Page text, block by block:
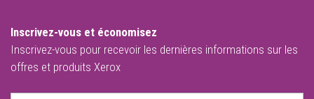
Inscrivez-vous et économisez
Inscrivez-vous pour recevoir les dernières informations sur les
offres et produits Xerox